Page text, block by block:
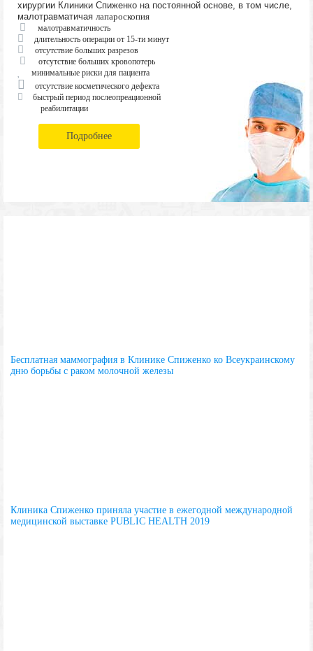
хирургии Клиники Спиженко на постоянной основе, в том числе,
малотравматичая лапароскопия
малотравматичность
длительность операции от 15-ти минут
отсутствие больших разрезов
отсутствие больших кровопотерь
минимальные риски для пациента
отсутствие косметического дефекта
быстрый период послеопреационной
реабилитации
Подробнее
Бесплатная маммография в Клинике Спиженко ко Всеукраинскому
дню борьбы с раком молочной железы
Клиника Спиженко приняла участие в ежегодной международной
медицинской выставке PUBLIC HEALTH 2019